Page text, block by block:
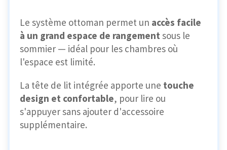
Le système ottoman permet un accès facile
à un grand espace de rangement sous le
sommier — idéal pour les chambres où
l'espace est limité.
La tête de lit intégrée apporte une touche
design et confortable, pour lire ou
s'appuyer sans ajouter d'accessoire
supplémentaire.